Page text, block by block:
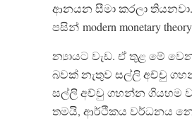
ආනයන සීමා කරලා
පසින් modern monetary
න්‍යායට වැඩ. ඒ තුළ මේ
බවක් නැතුව සල්ලි අච්චු
සල්ලි අච්චු ගහන්න ගියහම
තමයි, ආර්ථිකය වර්ධනය